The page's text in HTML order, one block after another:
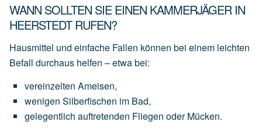
WANN SOLLTEN SIE EINEN KAMMERJÄGER IN
HEERSTEDT RUFEN?
Hausmittel und einfache Fallen können bei einem leichten
Befall durchaus helfen – etwa bei:
vereinzelten Ameisen,
wenigen Silberfischen im Bad,
gelegentlich auftretenden Fliegen oder Mücken.